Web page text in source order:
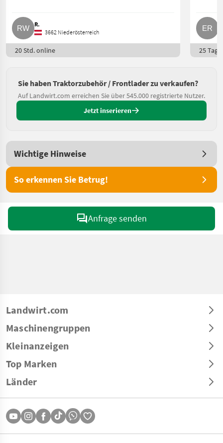
R.
3662 Niederösterreich
20 Std. online 25
Sie haben Traktorzubehör / Frontlader zu verkaufen?
Auf Landwirt.com erreichen Sie über 545.000 registrierte Nutzer.
Jetzt inserieren
Wichtige Hinweise
So erkennen Sie Betrug!
Anfrage senden
Landwirt.com
Maschinengruppen
Kleinanzeigen
Top Marken
Länder